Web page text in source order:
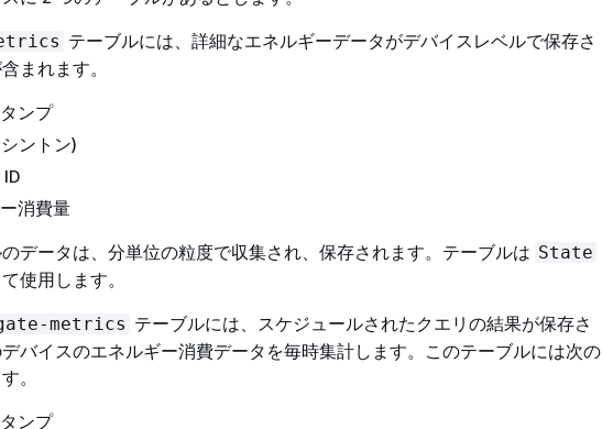
テーブルには、詳細なエネルギーデータがデバイスレベルで保存さ
まれます。
ンプ
ントン)
消費量
データは、分単位の粒度で収集され、保存されます。テーブルは State
使用します。
metrics テーブルには、スケジュールされたクエリの結果が保存さ
バイスのエネルギー消費データを毎時集計します。このテーブルには次の
。
ンプ